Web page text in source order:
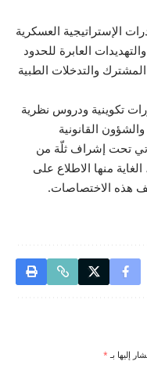
الإستراتيجية العسكرية
العابرة للحدود
والتدخلات الطبية
تكوينية ودروس نظرية
القانونية
تحت إشراف ثلّة من
منها الاطلاع على
هذه الاختصاصات.
إليها بـ *